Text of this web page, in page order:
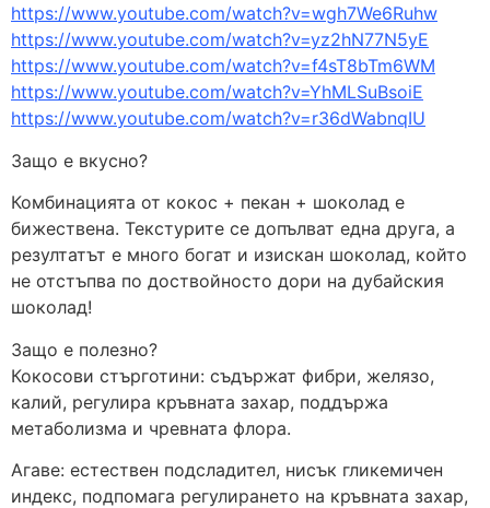
https://www.youtube.com/watch?v=wgh7We6Ruhw
https://www.youtube.com/watch?v=yz2hN77N5yE
https://www.youtube.com/watch?v=f4sT8bTm6WM
https://www.youtube.com/watch?v=YhMLSuBsoiE
https://www.youtube.com/watch?v=r36dWabnqIU
Защо е вкусно?
Комбинацията от кокос + пекан + шоколад е
бижествена. Текстурите се допълват една друга, а
резултатът е много богат и изискан шоколад, който
не отстъпва по доствойносто дори на дубайския
шоколад!
Защо е полезно?
Кокосови стърготини: съдържат фибри, желязо,
калий, регулира кръвната захар, поддържа
метаболизма и чревната флора.
Агаве: естествен подсладител, нисък гликемичен
индекс, подпомага регулирането на кръвната захар,